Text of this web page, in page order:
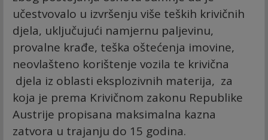
učestvovalo u izvršenju više teških krivičnih
djela, uključujući namjernu paljevinu,
provalne krađe, teška oštećenja imovine,
neovlašteno korištenje vozila te krivična
djela iz oblasti eksplozivnih materija, za
koja je prema Krivičnom zakonu Republike
Austrije propisana maksimalna kazna
zatvora u trajanju do 15 godina.